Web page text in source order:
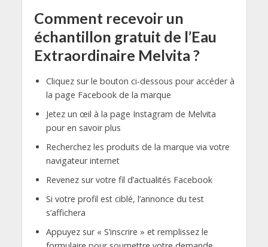
Comment recevoir un
échantillon gratuit de l’Eau
Extraordinaire Melvita ?
Cliquez sur le bouton ci-dessous pour accéder à
la page Facebook de la marque
Jetez un œil à la page Instagram de Melvita
pour en savoir plus
Recherchez les produits de la marque via votre
navigateur internet
Revenez sur votre fil d’actualités Facebook
Si votre profil est ciblé, l’annonce du test
s’affichera
Appuyez sur « S’inscrire » et remplissez le